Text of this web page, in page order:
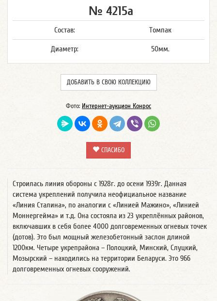
№ 4215а
Состав: Томпак
Диаметр: 50мм.
ДОБАВИТЬ В СВОЮ КОЛЛЕКЦИЮ
Фото: Интернет-аукцион Конрос
СПАСИБО
Строилась линия обороны с 1928г. до осени 1939г. Данная
система укреплений получила неофициальное название
«Линия Сталина», по аналогии с «Линией Мажино», «Линией
Моннергейма» и т.д. Она состояла из 23 укреплённых районов,
включавших в себя более 4000 долговременных огневых точек
(дотов). Это был мощный железобетонный заслон длиной
1200км. Четыре укрепрайона – Полоцкий, Минский, Слуцкий,
Мозырский – находились на территории Беларуси. Это 966
долговременных огневых сооружений.